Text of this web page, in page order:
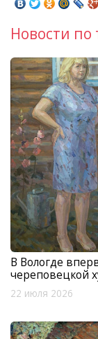
Новости по
В Вологде
череповецкой
22 июля 2026